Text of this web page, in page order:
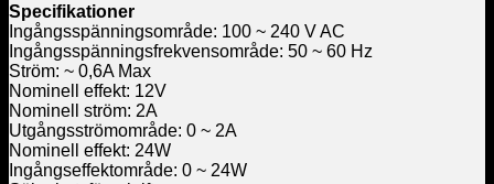
Specifikationer
Ingångsspänningsområde: 100 ~ 240 V AC
Ingångsspänningsfrekvensområde: 50 ~ 60 Hz
Ström: ~ 0,6A Max
Nominell effekt: 12V
Nominell ström: 2A
Utgångsströmområde: 0 ~ 2A
Nominell effekt: 24W
Ingångseffektområde: 0 ~ 24W